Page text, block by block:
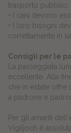
trasporto pubblici.
• I cani devono
• I loro bisogni
correttamente in
Consigli per le
La passeggiata
eccellente. Alla
che in estate offre
a padrone e
Per gli amanti
Vigiljoch è